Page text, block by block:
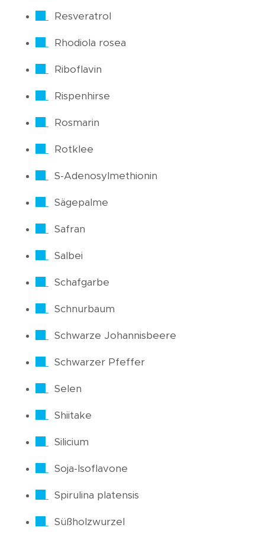
Resveratrol
Rhodiola rosea
Riboflavin
Rispenhirse
Rosmarin
Rotklee
S-Adenosylmethionin
Sägepalme
Safran
Salbei
Schafgarbe
Schnurbaum
Schwarze Johannisbeere
Schwarzer Pfeffer
Selen
Shiitake
Silicium
Soja-Isoflavone
Spirulina platensis
Süßholzwurzel